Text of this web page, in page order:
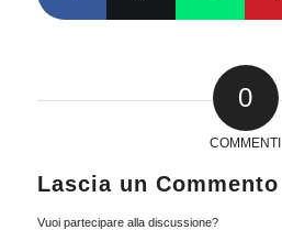
0
COMMENTI
Lascia un Commento
Vuoi partecipare alla discussione?